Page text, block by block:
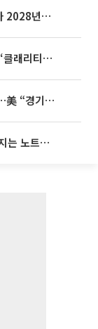
종부세 개편에도…1·3주택 종부세 격차 2028년부터 확대
미국, 가상자산 포괄 규제 속도…상원, ‘클래리티법’ 9월 절차투표 추진
이란, 미국에 호르무즈 합의 조건 제시…美 “경기 아직 안 끝나” [종합]
맥북 품은 삼성에 ‘중국산’ 맹추격⋯커지는 노트북 OLED 시장